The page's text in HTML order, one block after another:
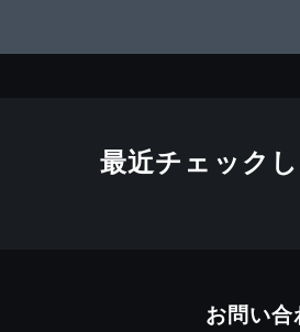
最近チェック
お問い合